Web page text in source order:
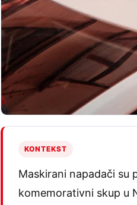
KONTEKST
Maskirani napadači su
komemorativni skup u